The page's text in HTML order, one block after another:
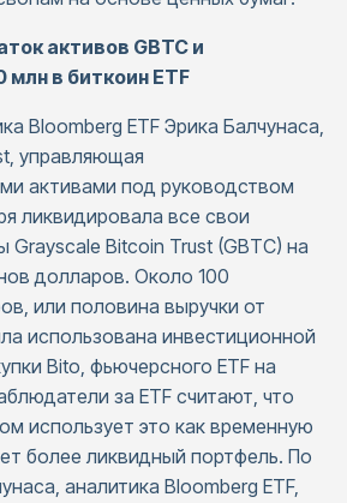
активов GBTC и
млн в биткоин ETF
Bloomberg ETF Эрика Балчунаса,
управляющая
активами под руководством
ликвидировала все свои
Grayscale Bitcoin Trust (GBTC) на
долларов. Около 100
или половина выручки от
использована инвестиционной
Bito, фьючерсного ETF на
за ETF считают, что
использует это как временную
более ликвидный портфель. По
аналитика Bloomberg ETF,